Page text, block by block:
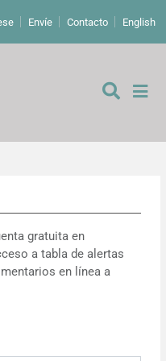
Envíe Contacto English
gratuita en
a tabla de alertas
en línea a